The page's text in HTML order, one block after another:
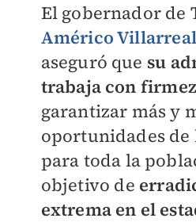
El gobernador de
Américo
aseguró que su
trabaja con
garantizar más y
oportunidades de
para toda la
objetivo de
extrema en el